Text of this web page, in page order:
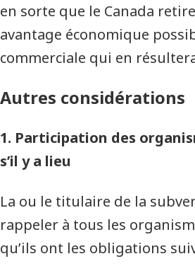
en sorte que le Canada
avantage économique
commerciale qui en
Autres considérations
1. Participation des
s’il y a lieu
La ou le titulaire de la
rappeler à tous les
qu’ils ont les obligations